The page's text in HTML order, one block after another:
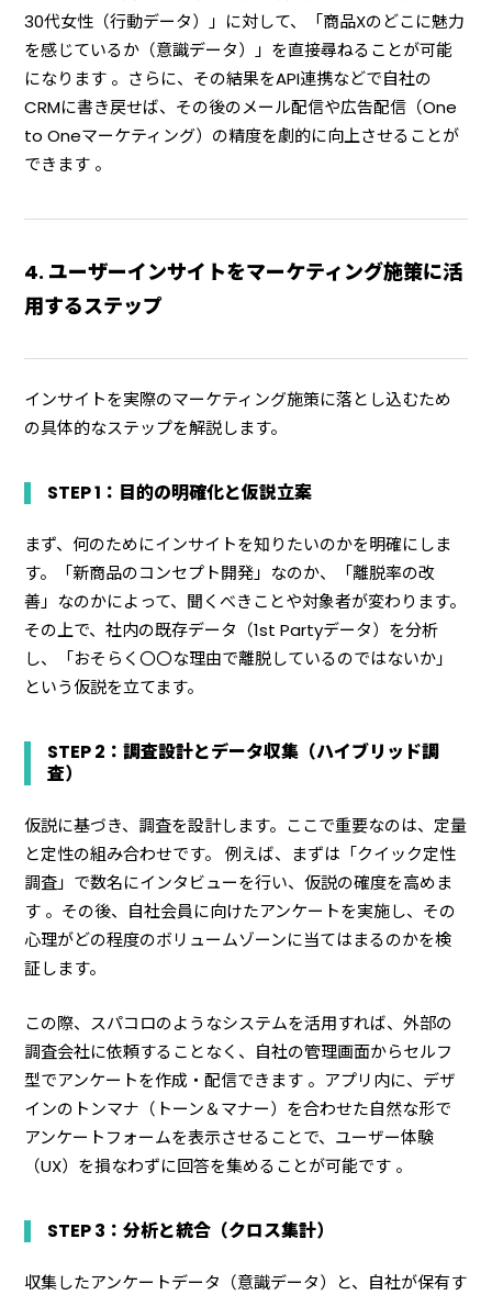
30代女性（行動データ）」に対して、「商品Xのどこに魅力
を感じているか（意識データ）」を直接尋ねることが可能
になります 。さらに、その結果をAPI連携などで自社の
CRMに書き戻せば、その後のメール配信や広告配信（One
to Oneマーケティング）の精度を劇的に向上させることが
できます 。
4. ユーザーインサイトをマーケティング施策に活
用するステップ
インサイトを実際のマーケティング施策に落とし込むため
の具体的なステップを解説します。
STEP 1：目的の明確化と仮説立案
まず、何のためにインサイトを知りたいのかを明確にしま
す。「新商品のコンセプト開発」なのか、「離脱率の改
善」なのかによって、聞くべきことや対象者が変わります。
その上で、社内の既存データ（1st Partyデータ）を分析
し、「おそらく〇〇な理由で離脱しているのではないか」
という仮説を立てます。
STEP 2：調査設計とデータ収集（ハイブリッド調
査）
仮説に基づき、調査を設計します。ここで重要なのは、定量
と定性の組み合わせです。 例えば、まずは「クイック定性
調査」で数名にインタビューを行い、仮説の確度を高めま
す 。その後、自社会員に向けたアンケートを実施し、その
心理がどの程度のボリュームゾーンに当てはまるのかを検
証します。
この際、スパコロのようなシステムを活用すれば、外部の
調査会社に依頼することなく、自社の管理画面からセルフ
型でアンケートを作成・配信できます 。アプリ内に、デザ
インのトンマナ（トーン＆マナー）を合わせた自然な形で
アンケートフォームを表示させることで、ユーザー体験
（UX）を損なわずに回答を集めることが可能です 。
STEP 3：分析と統合（クロス集計）
収集したアンケートデータ（意識データ）と、自社が保有す